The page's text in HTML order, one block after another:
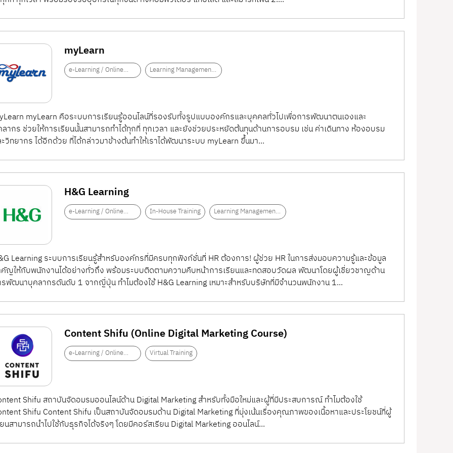
myLearn
e-Learning / Online
Learning Management
myLearn คือระบบการเรียนรู้ออนไลน์ที่รองรับทั้งรูปแบบองค์กรและบุคคลทั่วไปเพื่อการพัฒนาตนเองและ
ากร ช่วยให้การเรียนนั้นสามารถทำได้ทุกที่ ทุกเวลา และยังช่วยประหยัดต้นทุนด้านการอบรม เช่น ค่าเดินทาง ห้องอบรม
วิทยากร ได้อีกด้วย ที่ได้กล่าวมาข้างต้นทำให้เราได้พัฒนาระบบ myLearn ขึ้นมา...
H&G Learning
e-Learning / Online
In-House Training
Learning Management
Learning ระบบการเรียนรู้สำหรับองค์กรที่มีครบทุกฟังก์ชั่นที่ HR ต้องการ! ผู้ช่วย HR ในการส่งมอบความรู้และข้อมูล
ญให้กับพนักงานได้อย่างทั่วถึง พร้อมระบบติดตามความคืบหน้าการเรียนและทดสอบวัดผล พัฒนาโดยผู้เชี่ยวชาญด้าน
พัฒนาบุคลากรดันดับ 1 จากญี่ปุ่น ทำไมต้องใช้ H&G Learning เหมาะสำหรับบริษัทที่มีจำนวนพนักงาน 1...
Content Shifu (Online Digital Marketing Course)
e-Learning / Online
Virtual Training
Shifu สถาบันจัดอมรมออนไลน์ด้าน Digital Marketing สําหรับทั้งมือใหม่และผู้ที่มีประสบการณ์ ทำไมต้องใช้
Shifu Content Shifu เป็นสถาบันจัดอมรมด้าน Digital Marketing ที่มุ่งเน้นเรื่องคุณภาพของเนื้อหาและประโยชน์ที่ผู้
นสามารถนําไปใช้กับธุรกิจได้จริงๆ โดยมีคอร์สเรียน Digital Marketing ออนไลน์...